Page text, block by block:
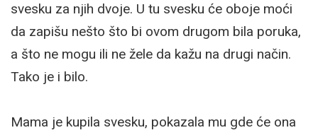
svesku za njih dvoje. U tu svesku će oboje moći
da zapišu nešto što bi ovom drugom bila poruka,
a što ne mogu ili ne žele da kažu na drugi način.
Tako je i bilo.
Mama je kupila svesku, pokazala mu gde će ona